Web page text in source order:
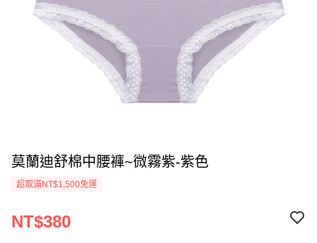
莫蘭迪舒棉中腰褲~微霧紫-紫色
超取滿NT$1,500免運
NT$380